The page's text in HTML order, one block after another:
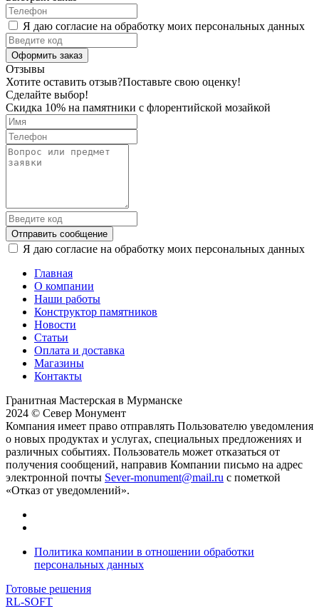
Я даю согласие на обработку моих персональных данных
Оформить заказ
Отзывы
Хотите оставить отзыв?Поставьте свою оценку!
Сделайте выбор!
Скидка 10% на памятники с флорентийской мозайкой
Отправить сообщение
Я даю согласие на обработку моих персональных данных
Главная
О компании
Наши работы
Конструктор памятников
Новости
Статьи
Оплата и доставка
Магазины
Контакты
Гранитная Мастерская в Мурманске
2024 © Север Монумент
Компания имеет право отправлять Пользователю уведомления
о новых продуктах и услугах, специальных предложениях и
различных событиях. Пользователь может отказаться от
получения сообщений, направив Компании письмо на адрес
электронной почты Sever-monument@mail.ru с пометкой
«Отказ от уведомлений».
Политика компании в отношении обработки
персональных данных
Готовые решения
RL-SOFT